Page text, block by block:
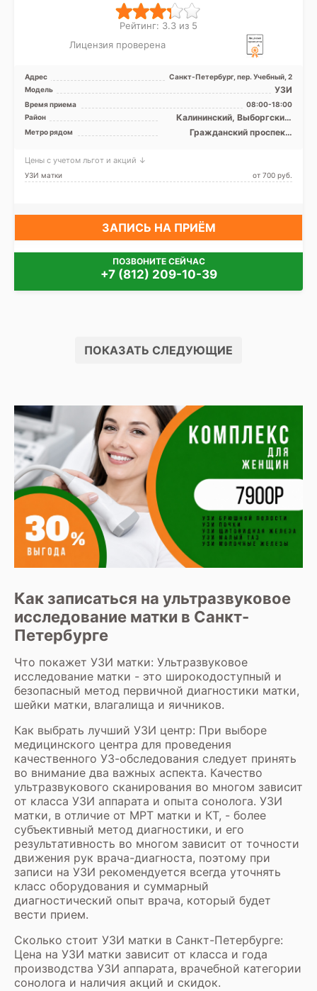
Рейтинг: 3.3 из 5
Лицензия проверена
Адрес
Санкт-Петербург, пер. Учебный, 2
Модель
УЗИ
Время приема
08:00-18:00
Район
Калининский, Выборгский,
Приморский, Лен. область
Метро рядом
Гражданский проспект,
Цены с учетом льгот и акций ↓
УЗИ матки от 700 pуб.
ЗАПИСЬ НА ПРИЁМ
ПОЗВОНИТЕ СЕЙЧАС
+7 (812) 209-10-39
ПОКАЗАТЬ СЛЕДУЮЩИЕ
Как записаться на ультразвуковое
исследование матки в Санкт-
Петербурге
Что покажет УЗИ матки: Ультразвуковое
исследование матки - это широкодоступный и
безопасный метод первичной диагностики матки,
шейки матки, влагалища и яичников.
Как выбрать лучший УЗИ центр: При выборе
медицинского центра для проведения
качественного УЗ-обследования следует принять
во внимание два важных аспекта. Качество
ультразвукового сканирования во многом зависит
от класса УЗИ аппарата и опыта сонолога. УЗИ
матки, в отличие от МРТ матки и КТ, - более
субъективный метод диагностики, и его
результативность во многом зависит от точности
движения рук врача-диагноста, поэтому при
записи на УЗИ рекомендуется всегда уточнять
класс оборудования и суммарный
диагностический опыт врача, который будет
вести прием.
Сколько стоит УЗИ матки в Санкт-Петербурге:
Цена на УЗИ матки зависит от класса и года
производства УЗИ аппарата, врачебной категории
сонолога и наличия акций и скидок.